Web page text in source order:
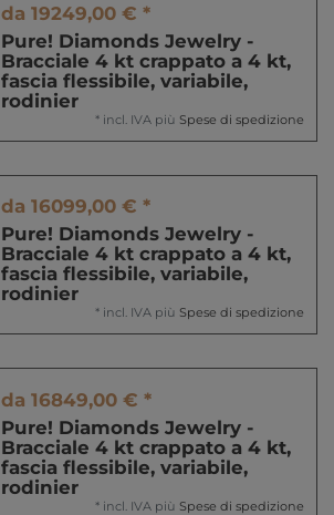
da 19249,00 € *
Pure! Diamonds Jewelry -
Bracciale 4 kt crappato a 4 kt,
fascia flessibile, variabile,
rodinier
* incl. IVA più Spese di spedizione
da 16099,00 € *
Pure! Diamonds Jewelry -
Bracciale 4 kt crappato a 4 kt,
fascia flessibile, variabile,
rodinier
* incl. IVA più Spese di spedizione
da 16849,00 € *
Pure! Diamonds Jewelry -
Bracciale 4 kt crappato a 4 kt,
fascia flessibile, variabile,
rodinier
* incl. IVA più Spese di spedizione